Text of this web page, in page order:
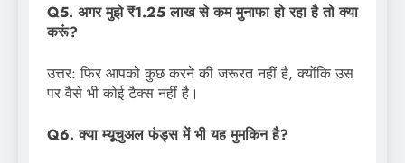
Q5. अगर मुझे ₹1.25 लाख से कम मुनाफा हो रहा है तो क्या
करूं?
उत्तर: फिर आपको कुछ करने की जरूरत नहीं है, क्योंकि उस
पर वैसे भी कोई टैक्स नहीं है।
Q6. क्या म्यूचुअल फंड्स में भी यह मुमकिन है?